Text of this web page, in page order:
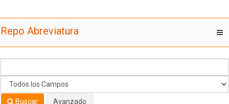
Ricardo
Repo Abreviatura
Buscar Avanzado